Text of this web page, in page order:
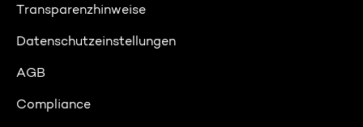
Transparenzhinweise
Datenschutzeinstellungen
AGB
Compliance